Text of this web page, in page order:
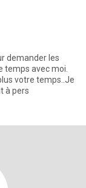
demander les
votre temps..Je
à pers